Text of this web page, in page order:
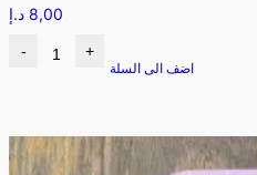
8,00 د.إ
- +
اضف الى السلة